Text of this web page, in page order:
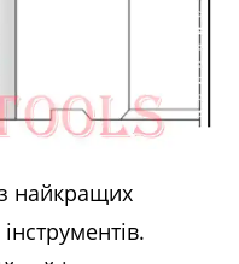
найкращих